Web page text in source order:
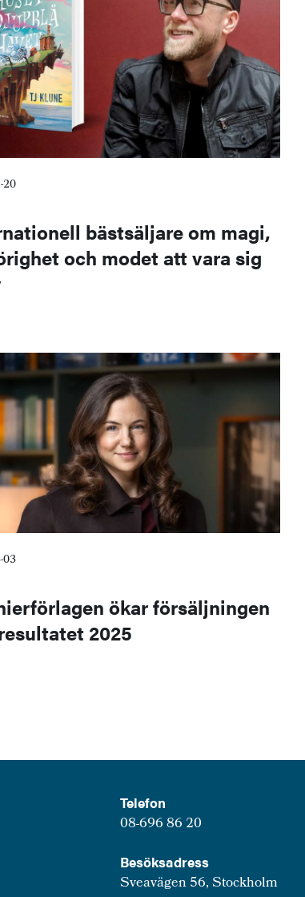
20
bästsäljare om magi,
och modet att vara sig
03
ökar försäljningen
2025
Telefon
08-696 86 20
Besöksadress
Sveavägen 56, Stockholm